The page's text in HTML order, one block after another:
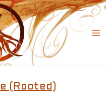
(Rooted)